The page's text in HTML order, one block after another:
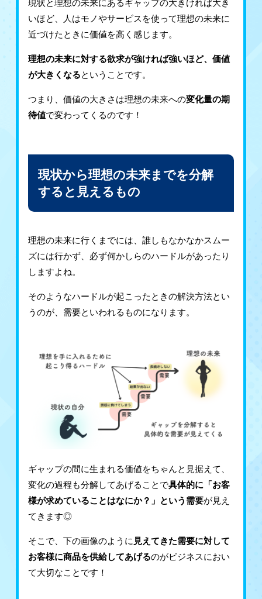
現状と理想の未来にあるギャップの大きければ大き
いほど、人はモノやサービスを使って理想の未来に
近づけたときに価値を高く感じます。
理想の未来に対する欲求が強ければ強いほど、価値
が大きくなるということです。
つまり、価値の大きさは理想の未来への変化量の期
待値で変わってくるのです！
現状から理想の未来までを分解
すると見えるもの
理想の未来に行くまでには、誰しもなかなかスムー
ズには行かず、必ず何かしらのハードルがあったり
しますよね。
そのようなハードルが起こったときの解決方法とい
うのが、需要といわれるものになります。
ギャップの間に生まれる価値をちゃんと見据えて、
変化の過程も分解してあげることで具体的に「お客
様が求めていることはなにか？」という需要が見え
てきます◎
そこで、下の画像のように 見えてきた需要に対して
お客様に商品を供給してあげるのがビジネスにおい
て大切なことです！